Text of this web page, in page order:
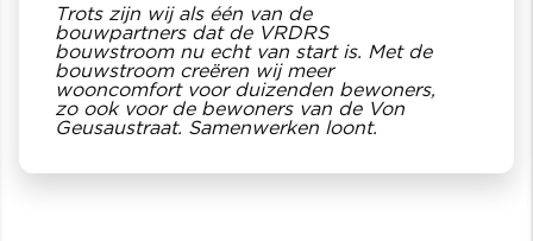
Trots zijn wij als één van de
bouwpartners dat de VRDRS
bouwstroom nu echt van start is. Met de
bouwstroom creëren wij meer
wooncomfort voor duizenden bewoners,
zo ook voor de bewoners van de Von
Geusaustraat. Samenwerken loont.